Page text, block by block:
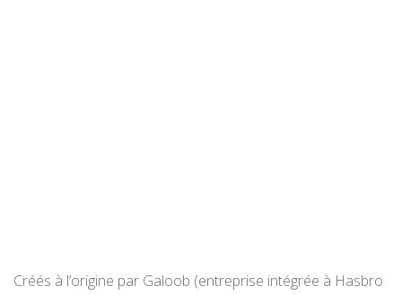
Créés à l’origine par Galoob (entreprise intégrée à Hasbro